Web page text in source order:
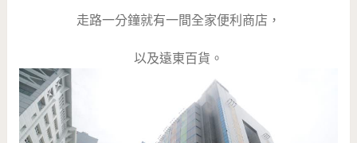
走路一分鐘就有一間全家便利商店，
以及遠東百貨。